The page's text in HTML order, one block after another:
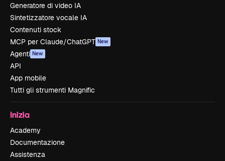
Generatore di video IA
Sintetizzatore vocale IA
Contenuti stock
MCP per Claude/ChatGPT New
Agenti New
API
App mobile
Tutti gli strumenti Magnific
Inizia
Academy
Documentazione
Assistenza